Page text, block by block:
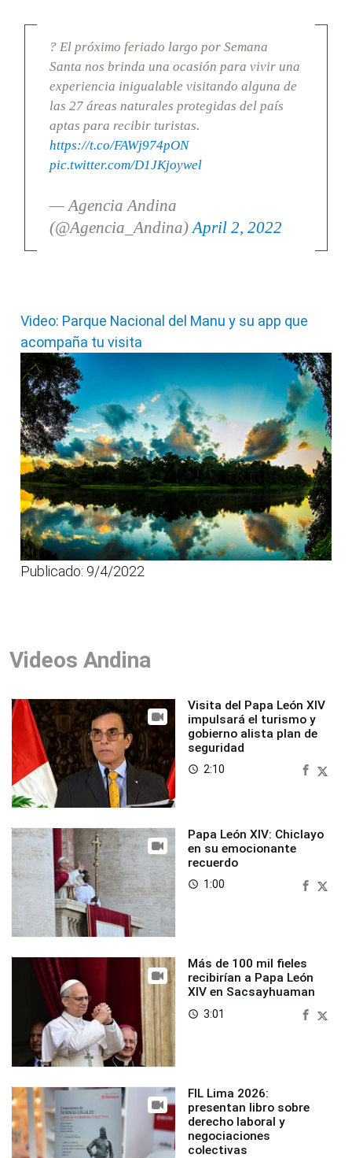
? El próximo feriado largo por Semana
Santa nos brinda una ocasión para vivir una
experiencia inigualable visitando alguna de
las 27 áreas naturales protegidas del país
aptas para recibir turistas.
https://t.co/FAWj974pON
pic.twitter.com/D1JKjoywel
— Agencia Andina
(@Agencia_Andina)April 2, 2022
Video: Parque Nacional del Manu y su app que
acompaña tu visita
Publicado: 9/4/2022
Videos Andina
Visita del Papa León XIV
impulsará el turismo y
gobierno alista plan de
seguridad
access_time 2:10
Papa León XIV: Chiclayo
en su emocionante
recuerdo
access_time 1:00
Más de 100 mil fieles
recibirían a Papa León
XIV en Sacsayhuaman
access_time 3:01
FIL Lima 2026:
presentan libro sobre
derecho laboral y
negociaciones
colectivas